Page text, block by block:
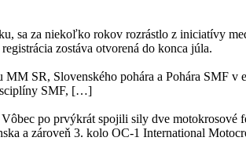
sa za niekoľko rokov rozrástlo z iniciatívy
zostáva otvorená do konca júla.
SR, Slovenského pohára a Pohára SMF v
SMF, […]
po prvýkrát spojili sily dve motokrosové
a zároveň 3. kolo OC-1 International